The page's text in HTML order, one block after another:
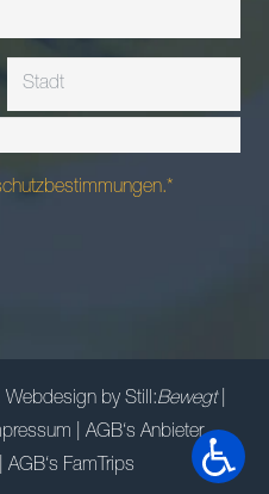
Webdesign by Still:Bewegt|
AGB‘s Anbieter
AGB‘s FamTrips